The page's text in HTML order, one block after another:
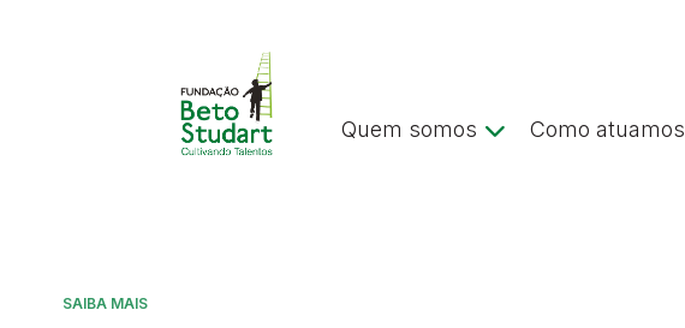
Quem somos Como atuamos
SAIBA MAIS